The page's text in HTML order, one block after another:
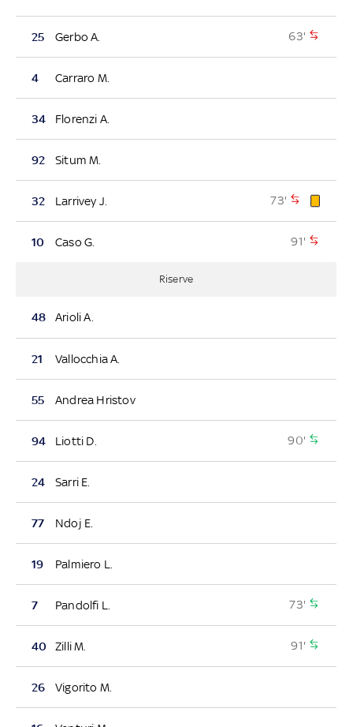
25 Gerbo A. 63'
4 Carraro M.
34 Florenzi A.
92 Situm M.
32 Larrivey J. 73'
10 Caso G. 91'
Riserve
48 Arioli A.
21 Vallocchia A.
55 Andrea Hristov
94 Liotti D. 90'
24 Sarri E.
77 Ndoj E.
19 Palmiero L.
7 Pandolfi L. 73'
40 Zilli M. 91'
26 Vigorito M.